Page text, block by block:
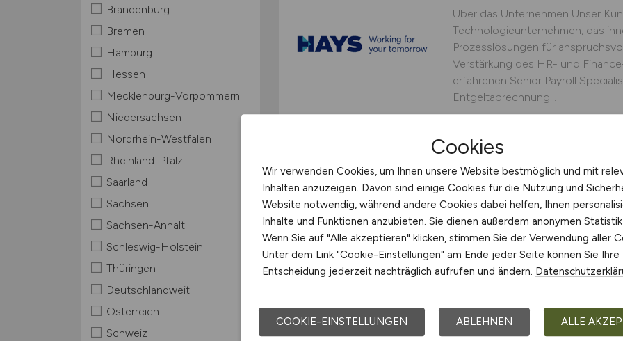
Brandenburg
Bremen
Hamburg
Hessen
Mecklenburg-Vorpommern
Niedersachsen
Nordrhein-Westfalen
Rheinland-Pfalz
Saarland
Sachsen
Sachsen-Anhalt
Schleswig-Holstein
Thüringen
Deutschlandweit
Österreich
Schweiz
Über das Unternehmen Unser
Technologieunternehmen, das
Prozesslösungen für
Verstärkung des HR- und
erfahrenen Senior Payroll
Entgeltabrechnung...
08.07.2026
Leiter
Perspektive(m/w/d)
Über das Unternehmen
Verstärkung einen Leiter
Perspektive sich zur Kaufm.
Augenhöhe, vertrauliche
Cookies
Wir verwenden Cookies, um Ihnen unsere Website bestmöglich und mit
Inhalten anzuzeigen. Davon sind einige Cookies für die Nutzung und
Website notwendig, während andere Cookies dabei helfen, Ihnen
Inhalte und Funktionen anzubieten. Sie dienen außerdem anonymen
Wenn Sie auf "Alle akzeptieren" klicken, stimmen Sie der Verwendung aller
Unter dem Link "Cookie-Einstellungen" am Ende jeder Seite können Sie Ihre
Entscheidung jederzeit nachträglich aufrufen und ändern.
COOKIE-EINSTELLUNGEN ABLEHNEN ALLE